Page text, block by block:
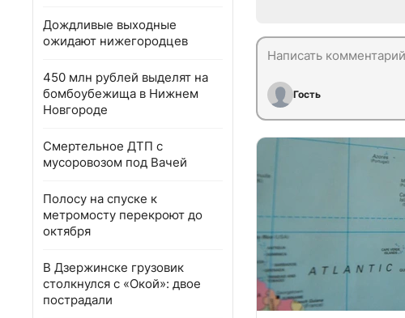
Дождливые выходные
ожидают нижегородцев
450 млн рублей выделят на
бомбоубежища в Нижнем
Новгороде
Смертельное ДТП с
мусоровозом под Вачей
Полосу на спуске к
метромосту перекроют до
октября
В Дзержинске грузовик
столкнулся с «Окой»: двое
пострадали
Гость